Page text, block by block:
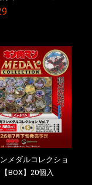
購入特典 】
メダルコレクショ
BOX】20個入